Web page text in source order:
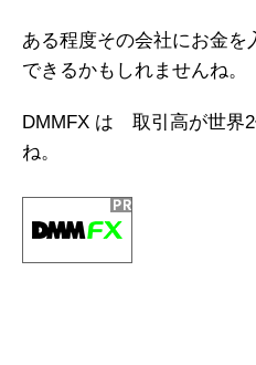
ある程度その会社にお金を
できるかもしれませんね。
DMMFX は 取引高が世界
ね。